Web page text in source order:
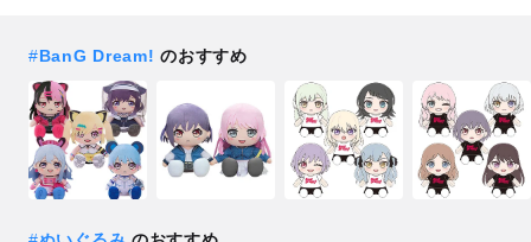
#BanG Dream! のおすすめ